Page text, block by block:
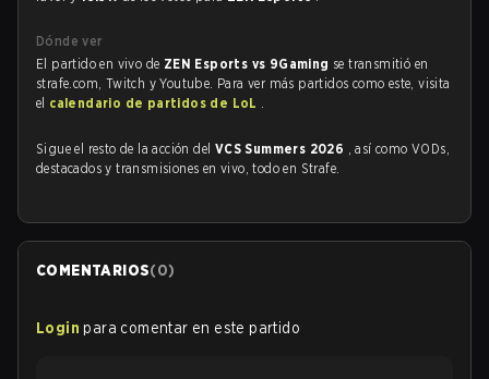
Dónde ver
El partido en vivo de ZEN Esports vs 9Gaming se transmitió en
strafe.com, Twitch y Youtube. Para ver más partidos como este, visita
el calendario de partidos de LoL .
Sigue el resto de la acción del VCS Summers 2026 , así como VODs,
destacados y transmisiones en vivo, todo en Strafe.
COMENTARIOS(0)
Login para comentar en este partido